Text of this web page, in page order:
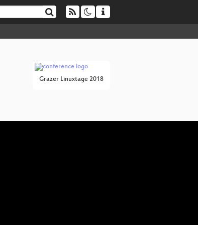
Grazer Linuxtage 2018